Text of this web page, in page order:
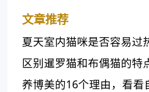
文章推荐
夏天室内猫咪是否容易过
区别暹罗猫和布偶猫的特
养博美的16个理由，看看